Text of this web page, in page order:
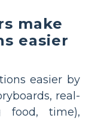
make
easier
easier by
real-
food, time),